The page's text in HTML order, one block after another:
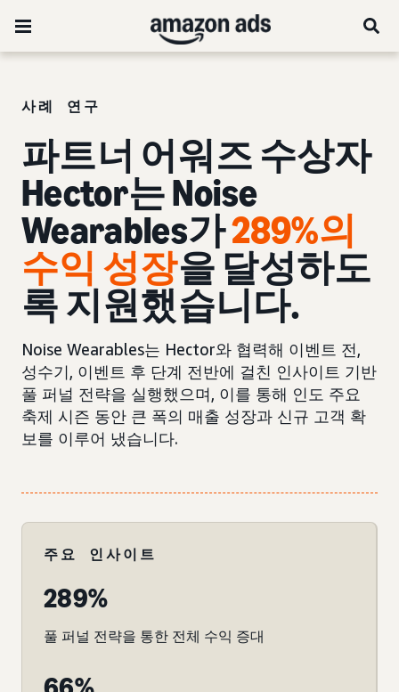
사례 연구
파트너 어워즈 수상자
Hector는 Noise
Wearables가289%의
수익 성장을 달성하도
록 지원했습니다.
Noise Wearables는 Hector와 협력해 이벤트 전,
성수기, 이벤트 후 단계 전반에 걸친 인사이트 기반
풀 퍼널 전략을 실행했으며, 이를 통해 인도 주요
축제 시즌 동안 큰 폭의 매출 성장과 신규 고객 확
보를 이루어 냈습니다.
주요 인사이트
289%
풀 퍼널 전략을 통한 전체 수익 증대